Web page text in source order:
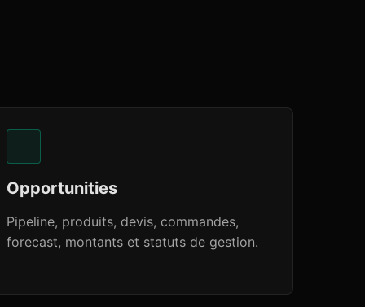
Opportunities
Pipeline, produits, devis, commandes,
forecast, montants et statuts de gestion.